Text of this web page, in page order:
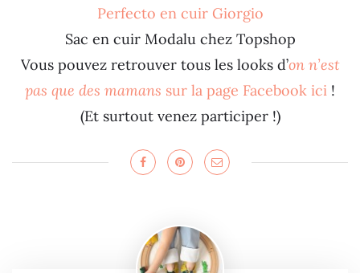
Perfecto en cuir Giorgio
Sac en cuir Modalu chez Topshop
Vous pouvez retrouver tous les looks d’on n’est
pas que des mamans sur la page Facebook ici !
(Et surtout venez participer !)